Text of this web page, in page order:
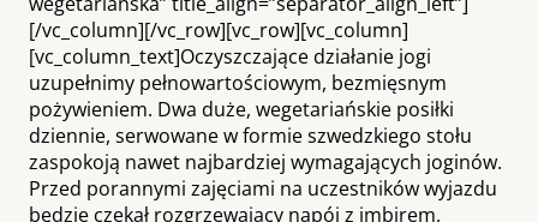
[/vc_column][/vc_row][vc_row][vc_column]
[vc_column_text]Oczyszczające działanie jogi
uzupełnimy pełnowartościowym, bezmięsnym
pożywieniem. Dwa duże, wegetariańskie posiłki
dziennie, serwowane w formie szwedzkiego stołu
zaspokoją nawet najbardziej wymagających joginów.
Przed porannymi zajęciami na uczestników wyjazdu
będzie czekał rozgrzewający napój z imbirem,